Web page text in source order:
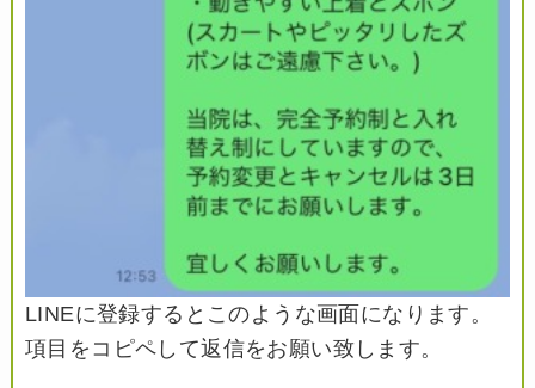
LINEに登録するとこのような画面になります。
項目をコピペして返信をお願い致します。